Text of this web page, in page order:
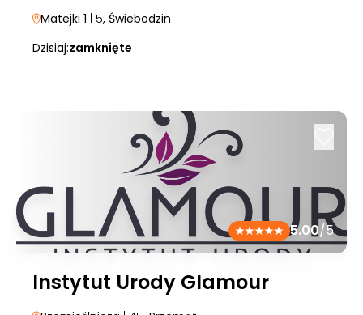
Matejki 1 | 5, Świebodzin
Dzisiaj:zamknięte
5.00/5
Instytut Urody Glamour